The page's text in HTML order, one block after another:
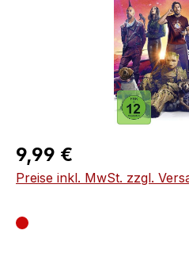
Regulärer Preis:
9,99 €
Preise inkl. MwSt. zzgl.